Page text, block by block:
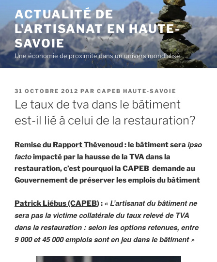
contenu
principal
ACTUALITÉ DE
L'ARTISANAT EN HAUTE-
SAVOIE
Une économie de proximité dans un univers mondialisé.
PUBLIÉ
LE
31 OCTOBRE 2012 PAR CAPEB HAUTE-SAVOIE
Le taux de tva dans le bâtiment
est-il lié à celui de la restauration?
Remise du Rapport Thévenoud: le bâtiment sera ipso
factoimpacté par la hausse de la TVA dans la
restauration, c’est pourquoi la CAPEB demande au
Gouvernement de préserver les emplois du bâtiment
Patrick Liébus (CAPEB) : « L’artisanat du bâtiment ne
sera pas la victime collatérale du taux relevé de TVA
dans la restauration : selon les options retenues, entre
9 000 et 45 000 emplois sont en jeu dans le bâtiment »